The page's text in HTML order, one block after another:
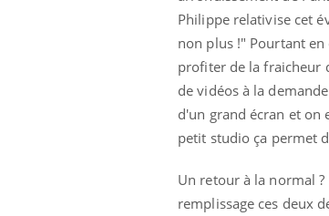
Philippe relativise cet
non plus !" Pourtant
profiter de la fraicheur
de vidéos à la
d'un grand écran et on
petit studio ça permet
Un retour à la normal
remplissage ces deux